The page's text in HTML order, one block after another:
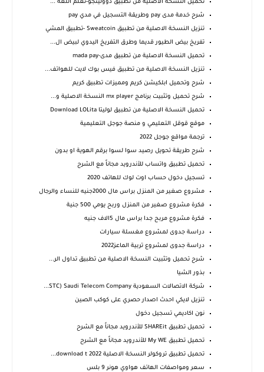
تحميل النسخة الاصلية من تطبيق دوولينجو-تعلم اللغة ...
شرح خدمة مدى pay وطريقة التسجيل في مدي pay
تنزيل النسخة الاصلية من تطبيق Sweatcoin -تطبيق المشي
تفريخ بيض الطيور قديما وطرق التفريخ اليدوي لبيض ال...
تحميل النسخة الاصلية من تطبيق مدى-mada pay
تنزيل النسخة الاصلية من تطبيق فيس بوك لايت للهواتف...
شرح وتحميل ابلكيشن كريم ومميزات تطبيق كريم
شرح تحميل وتثبيت برنامج mx player النسخة الاصلية و...
تحميل النسخة الاصلية من تطبيق لوليتا Download LOLita
موقع قوقل التعليمي و منصة جوجل التعليمية
ترجمة مواقع جوجل 2022
شرح طريقة تحويل رصيد سوا لسوا برقم الهوية او بدون
تحميل تطبيق واتساب‏‏ للأندرويد مجاناً مع الشرح
تسجيل دخول حساب اوت لوك للهاتف 2020
مشروع صغير من المنزل براس مال 2000جنيه للنساء والرجال
فكرة مشروع صغير من المنزل وربح يومي 500 جنية
فكرة مشروع مربح جدا براس مال 5الاف جنيه
دراسة جدوى لمشروع مغسلة سيارات
دراسة جدوى لمشروع تربية الماعز2022
شرح تحميل وتثبيت النسخة الاصلية من تطبيق تداول الر...
بذور الشيا
شركة الاتصالات السعودية STC) Saudi Telecom Company...
تنزيل لايكي احدث اصدار حصري على كوكب الصين
نون اكاديمي تسجيل دخول
تحميل تطبيق SHAREit للأندرويد مجاناً مع الشرح
تحميل تطبيق My WE‏‏ للأندرويد مجاناً مع الشرح
تحميل تطبيق تروكولر النسخة الاصلية 2022 download t...
سعر ومواصفات الهاتف هواوي هونر 9 بلس